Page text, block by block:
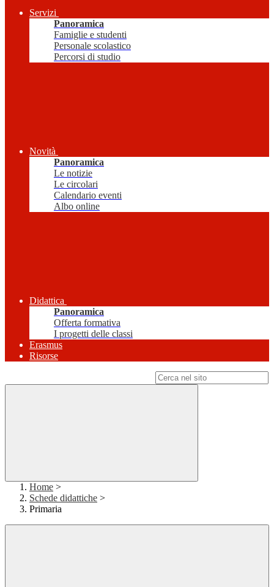
Servizi
Panoramica
Famiglie e studenti
Personale scolastico
Percorsi di studio
Novità
Panoramica
Le notizie
Le circolari
Calendario eventi
Albo online
Didattica
Panoramica
Offerta formativa
I progetti delle classi
Erasmus
Risorse
Home >
Schede didattiche >
Primaria